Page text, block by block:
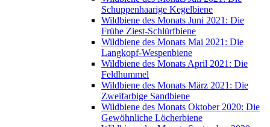
Schuppenhaarige Kegelbiene
Wildbiene des Monats Juni 2021: Die
Frühe Ziest-Schlürfbiene
Wildbiene des Monats Mai 2021: Die
Langkopf-Wespenbiene
Wildbiene des Monats April 2021: Die
Feldhummel
Wildbiene des Monats März 2021: Die
Zweifarbige Sandbiene
Wildbiene des Monats Oktober 2020: Die
Gewöhnliche Löcherbiene